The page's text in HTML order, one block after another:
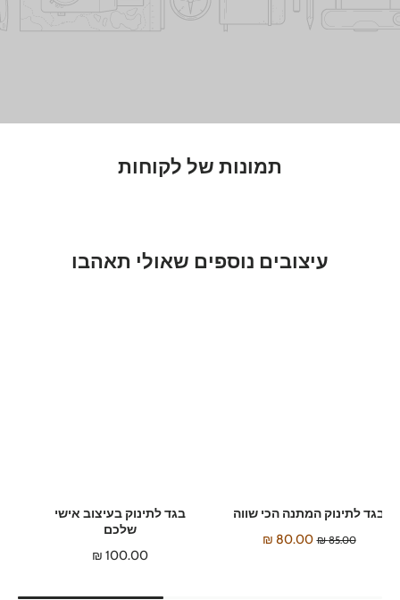
תמונות של לקוחות
עיצובים נוספים שאולי תאהבו
בגד לתינוק בעיצוב אישי
שלכם
100.00 ₪
בגד לתינוק המתנה הכי שווה
85.00 ₪
80.00 ₪